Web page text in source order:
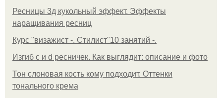
Ресницы 3д кукольный эффект. Эффекты
наращивания ресниц
Курс "визажист -. Стилист"10 занятий -.
Изгиб c и d ресничек. Как выглядит: описание и фото
Тон слоновая кость кому подходит. Оттенки
тонального крема